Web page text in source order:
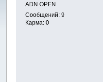
ADN OPEN
Сообщений: 9
Карма: 0